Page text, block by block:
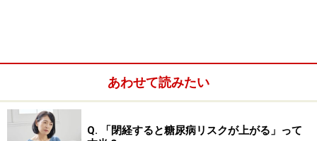
あわせて読みたい
Q. 「閉経すると糖尿病リスクが上がる」って